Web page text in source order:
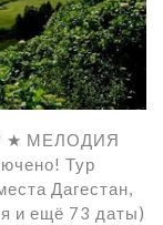
★ МЕЛОДИЯ
Тур
Дагестан,
и ещё 73 даты)